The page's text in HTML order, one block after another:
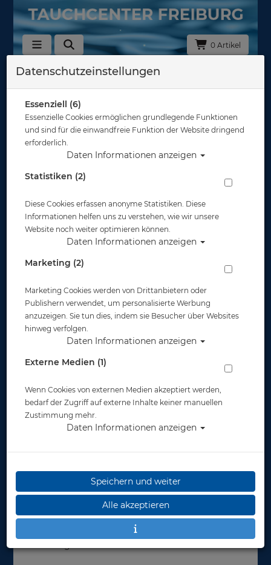
0 Artikel
Zurück
Plüschtier von Wild Republic - Oktopus -
Artikelnr.: base-1319
22,90 €*
Lieferbar
Datenschutzeinstellungen
Essenziell (6)
Essenzielle Cookies ermöglichen grundlegende Funktionen
und sind für die einwandfreie Funktion der Website dringend
erforderlich.
Daten Informationen anzeigen
Statistiken (2)
Diese Cookies erfassen anonyme Statistiken. Diese
Informationen helfen uns zu verstehen, wie wir unsere
Website noch weiter optimieren können.
Daten Informationen anzeigen
Marketing (2)
Marketing Cookies werden von Drittanbietern oder
Publishern verwendet, um personalisierte Werbung
anzuzeigen. Sie tun dies, indem sie Besucher über Websites
hinweg verfolgen.
Daten Informationen anzeigen
Externe Medien (1)
Wenn Cookies von externen Medien akzeptiert werden,
bedarf der Zugriff auf externe Inhalte keiner manuellen
Zustimmung mehr.
Daten Informationen anzeigen
Speichern und weiter
Alle akzeptieren